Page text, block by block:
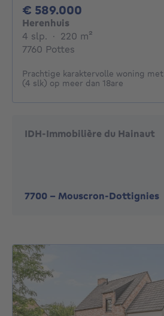
€ 589.000
Herenhuis
4 slp. 4 slaapkamers
· 220 m²
7760 Pottes
Prachtige karaktervolle woning met
(4 slk) op meer dan 18are
IDH-Immobilière du Hainaut
7700 - Mouscron-Dottignies